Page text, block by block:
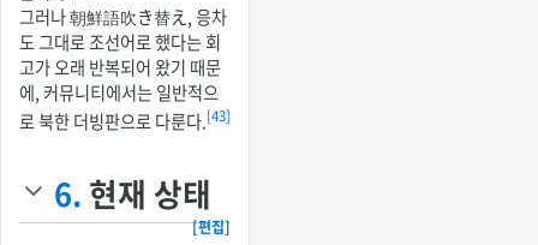
그러나 朝鮮語吹き替え, 응차
도 그대로 조선어로 했다는 회
고가 오래 반복되어 왔기 때문
에, 커뮤니티에서는 일반적으
로 북한 더빙판으로 다룬다.[43]
6. 현재 상태
[편집]